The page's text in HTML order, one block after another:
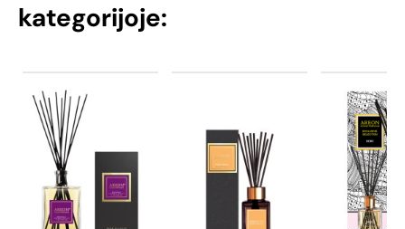
kategorijoje: